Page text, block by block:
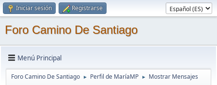
Iniciar sesión Registrarse
Foro Camino De Santiago
Menú Principal
Foro Camino De Santiago ► Perfil de MaríaMP ► Mostrar Mensajes